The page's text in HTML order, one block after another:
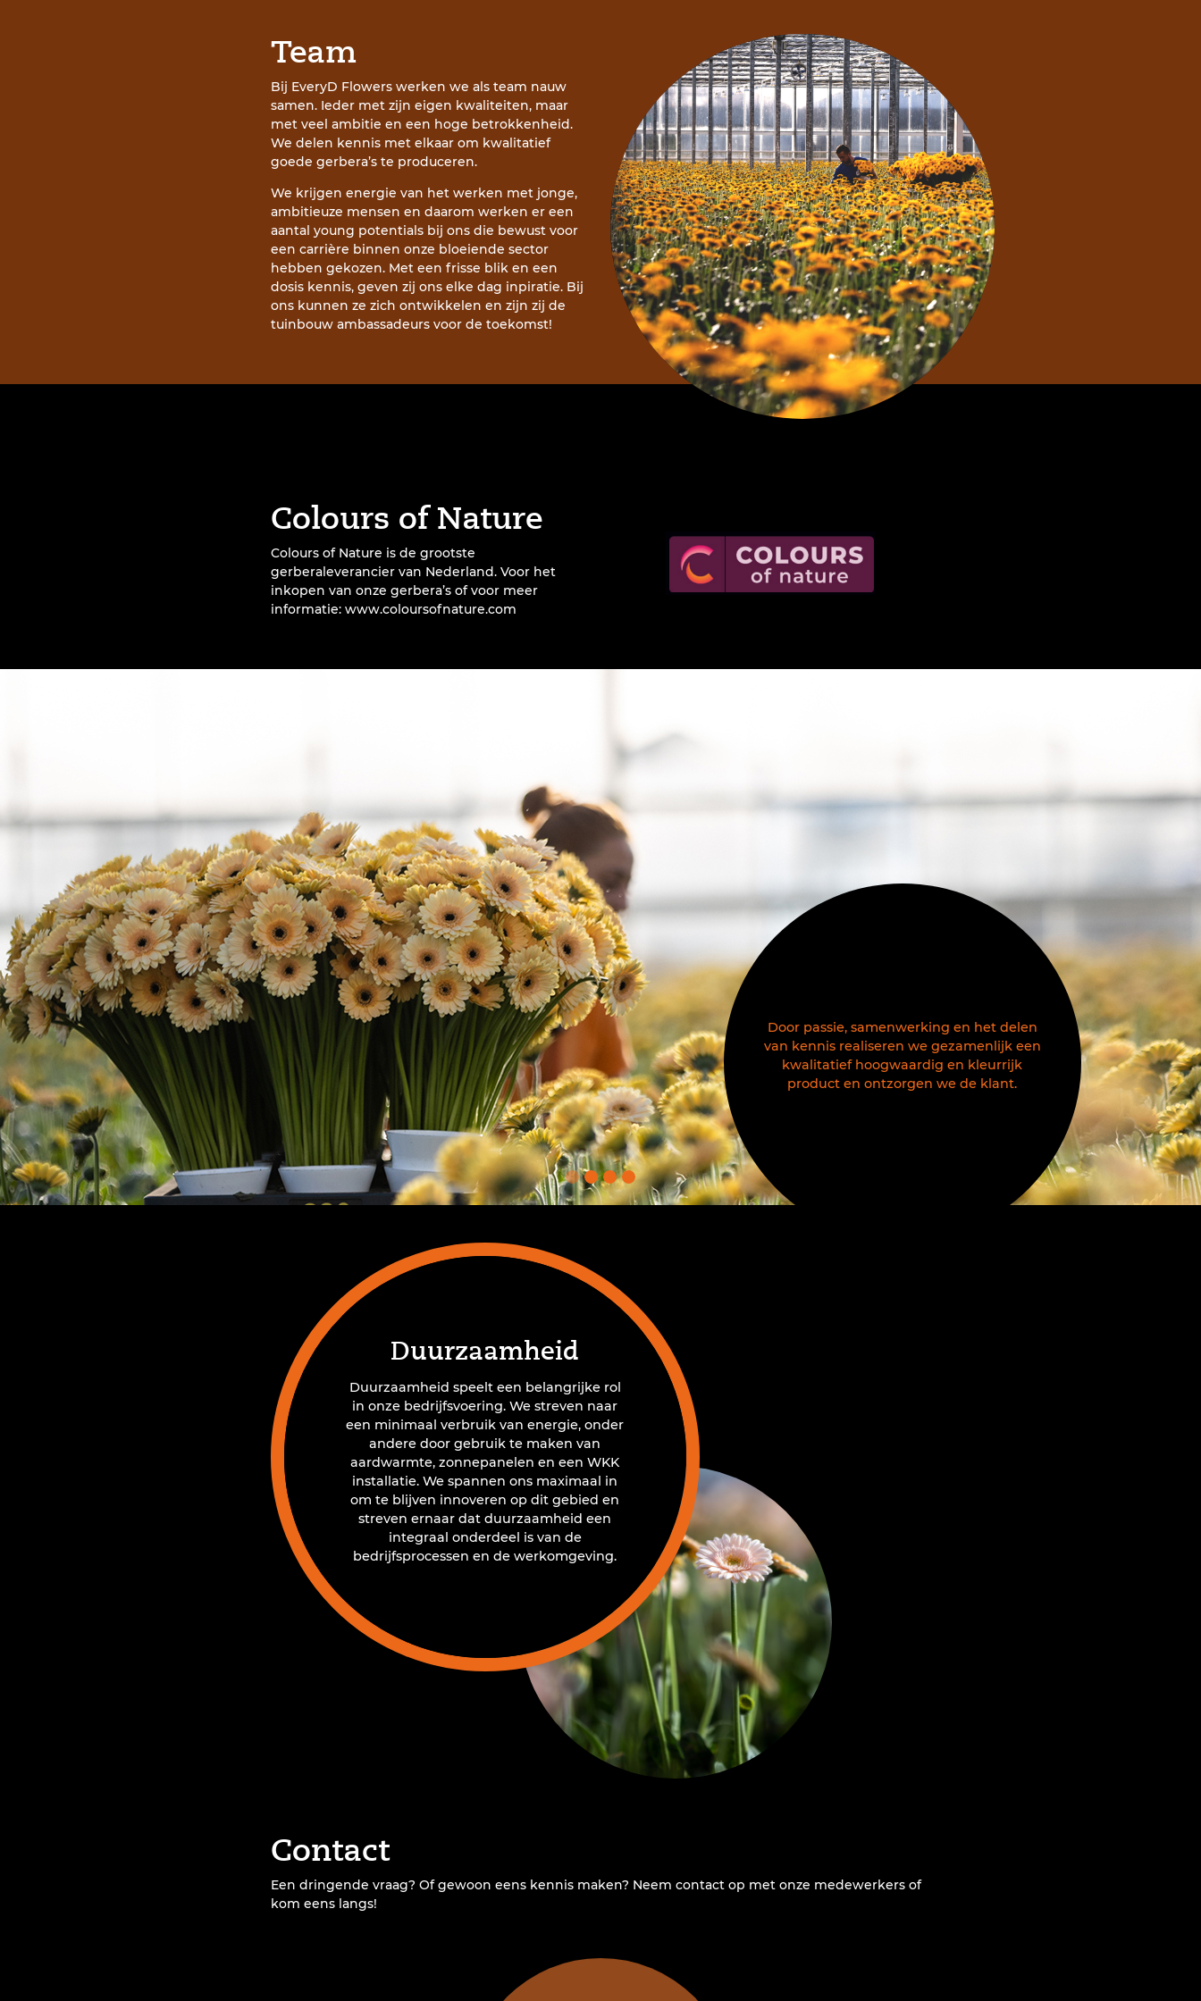
Team
Bij EveryD Flowers werken we als team nauw
samen. Ieder met zijn eigen kwaliteiten, maar
met veel ambitie en een hoge betrokkenheid.
We delen kennis met elkaar om kwalitatief
goede gerbera’s te produceren.
We krijgen energie van het werken met jonge,
ambitieuze mensen en daarom werken er een
aantal young potentials bij ons die bewust voor
een carrière binnen onze bloeiende sector
hebben gekozen. Met een frisse blik en een
dosis kennis, geven zij ons elke dag inpiratie. Bij
ons kunnen ze zich ontwikkelen en zijn zij de
tuinbouw ambassadeurs voor de toekomst!
Colours of Nature
Colours of Nature is de grootste
gerberaleverancier van Nederland. Voor het
inkopen van onze gerbera’s of voor meer
informatie: www.coloursofnature.com
Door passie, samenwerking en het delen
van kennis realiseren we gezamenlijk een
kwalitatief hoogwaardig en kleurrijk
product en ontzorgen we de klant.
Duurzaamheid
Duurzaamheid speelt een belangrijke rol
in onze bedrijfsvoering. We streven naar
een minimaal verbruik van energie, onder
andere door gebruik te maken van
aardwarmte, zonnepanelen en een WKK
installatie. We spannen ons maximaal in
om te blijven innoveren op dit gebied en
streven ernaar dat duurzaamheid een
integraal onderdeel is van de
bedrijfsprocessen en de werkomgeving.
Contact
Een dringende vraag? Of gewoon eens kennis maken? Neem contactop met onze medewerkers of
kom eens langs!